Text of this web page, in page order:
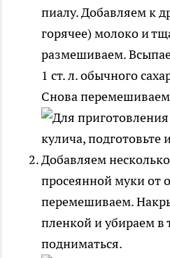
пиалу. Добавляем к
горячее) молоко и
размешиваем.
1 ст. л. обычного
Снова
Добавляем
просеянной муки от
перемешиваем.
пленкой и убираем в
подниматься.